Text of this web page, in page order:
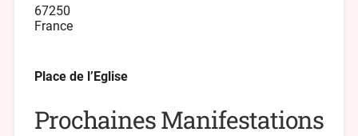
67250
France
Place de l’Eglise
Prochaines Manifestations